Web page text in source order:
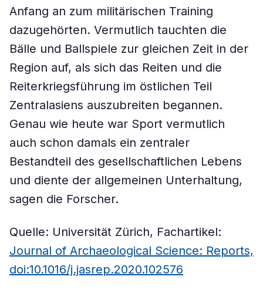
Anfang an zum militärischen Training
dazugehörten. Vermutlich tauchten die
Bälle und Ballspiele zur gleichen Zeit in der
Region auf, als sich das Reiten und die
Reiterkriegsführung im östlichen Teil
Zentralasiens auszubreiten begannen.
Genau wie heute war Sport vermutlich
auch schon damals ein zentraler
Bestandteil des gesellschaftlichen Lebens
und diente der allgemeinen Unterhaltung,
sagen die Forscher.
Quelle: Universität Zürich, Fachartikel:
Journal of Archaeological Science: Reports,
doi:10.1016/j.jasrep.2020.102576